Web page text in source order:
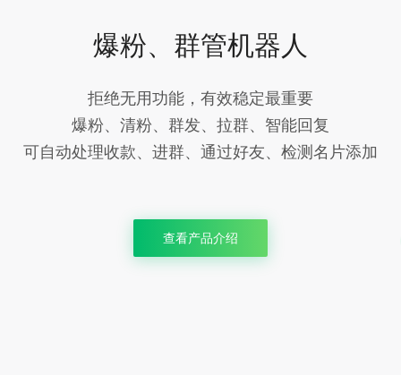
爆粉、群管机器人
拒绝无用功能，有效稳定最重要
爆粉、清粉、群发、拉群、智能回复
可自动处理收款、进群、通过好友、检测名片添加
查看产品介绍